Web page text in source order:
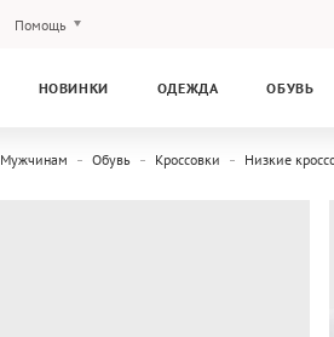
Помощь
НОВИНКИ ОДЕЖДА ОБУВЬ
Мужчинам Обувь Кроссовки Низкие